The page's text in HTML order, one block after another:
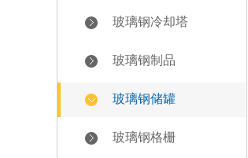
玻璃钢冷却塔
玻璃钢制品
玻璃钢储罐
玻璃钢格栅